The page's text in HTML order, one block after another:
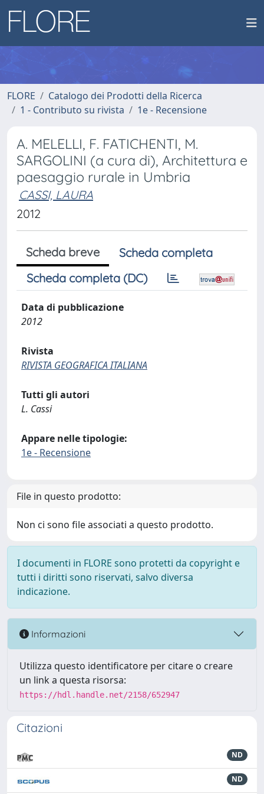
FLORE
Catalogo dei Prodotti della Ricerca
1 - Contributo su rivista
1e - Recensione
A. MELELLI, F. FATICHENTI, M.
SARGOLINI (a cura di), Architettura e
paesaggio rurale in Umbria
CASSI, LAURA
2012
Scheda breve
Scheda completa
Scheda completa (DC)
Data di pubblicazione
2012
Rivista
RIVISTA GEOGRAFICA ITALIANA
Tutti gli autori
L. Cassi
Appare nelle tipologie:
1e - Recensione
File in questo prodotto:
Non ci sono file associati a questo prodotto.
I documenti in FLORE sono protetti da copyright e
tutti i diritti sono riservati, salvo diversa
indicazione.
Informazioni
Utilizza questo identificatore per citare o creare
un link a questa risorsa:
https://hdl.handle.net/2158/652947
Citazioni
ND
ND